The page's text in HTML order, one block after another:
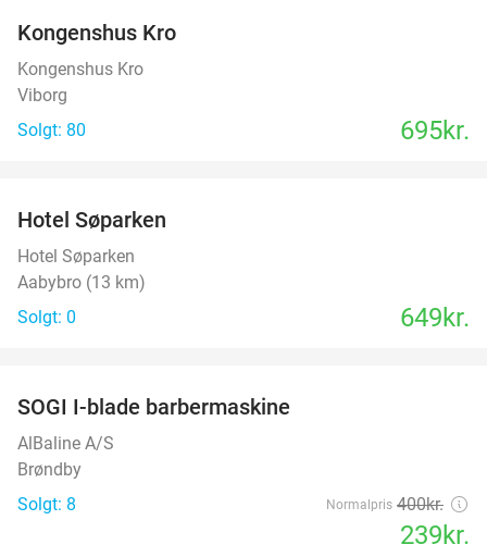
Kongenshus Kro
Kongenshus Kro
Viborg
Solgt: 80
695kr.
Hotel Søparken
Hotel Søparken
Aabybro (13 km)
Solgt: 0
649kr.
SOGI I-blade barbermaskine
AlBaline A/S
Brøndby
Solgt: 8
Normalpris 400kr.
239kr.